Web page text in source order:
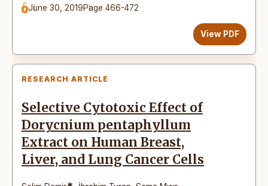
June 30, 2019Page 466-472
View PDF
RESEARCH ARTICLE
Selective Cytotoxic Effect of
Dorycnium pentaphyllum
Extract on Human Breast,
Liver, and Lung Cancer Cells